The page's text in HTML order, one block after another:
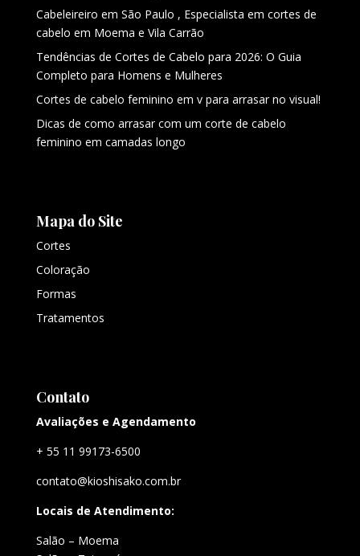
Cabeleireiro em São Paulo , Especialista em cortes de
cabelo em Moema e Vila Carrão
Tendências de Cortes de Cabelo para 2026: O Guia
Completo para Homens e Mulheres
Cortes de cabelo feminino em v para arrasar no visual!
Dicas de como arrasar com um corte de cabelo
feminino em camadas longo
Mapa do Site
Cortes
Coloração
Formas
Tratamentos
Contato
Avaliações e Agendamento
+ 55 11 99173-6500
contato@kioshisako.com.br
Locais de Atendimento:
Salão – Moema